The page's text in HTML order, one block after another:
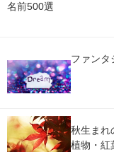
名前500選
ファンタ
秋生まれ
植物・紅